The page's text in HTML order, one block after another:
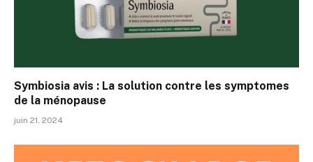
Symbiosia avis : La solution contre les symptomes
de la ménopause
juin 21, 2024